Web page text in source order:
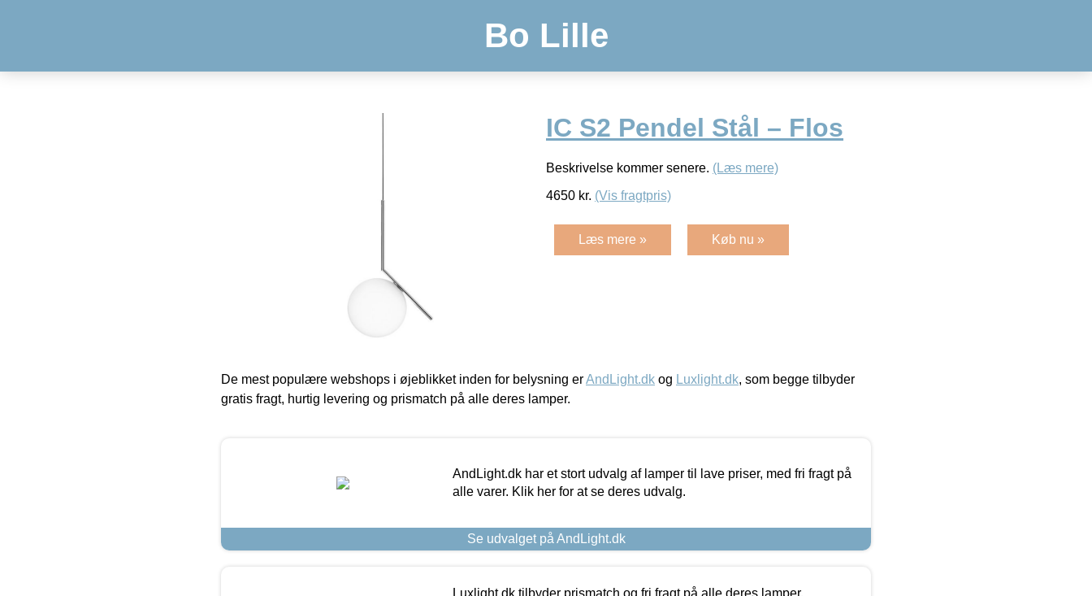
Bo Lille
IC S2 Pendel Stål – Flos
Beskrivelse kommer senere. (Læs mere)
4650 kr. (Vis fragtpris)
Læs mere » Køb nu »
De mest populære webshops i øjeblikket inden for belysning erAndLight.dk og Luxlight.dk, som begge tilbyder
gratis fragt, hurtig levering og prismatch på alle deres lamper.
AndLight.dk har et stort udvalg af lamper til lave priser, med fri fragt på
alle varer. Klik her for at se deres udvalg.
Se udvalget på AndLight.dk